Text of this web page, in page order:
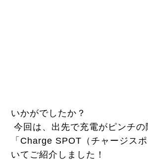
いかがでしたか？
今回は、出先で充電がピンチの
「Charge SPOT（チャージス
いてご紹介しました！